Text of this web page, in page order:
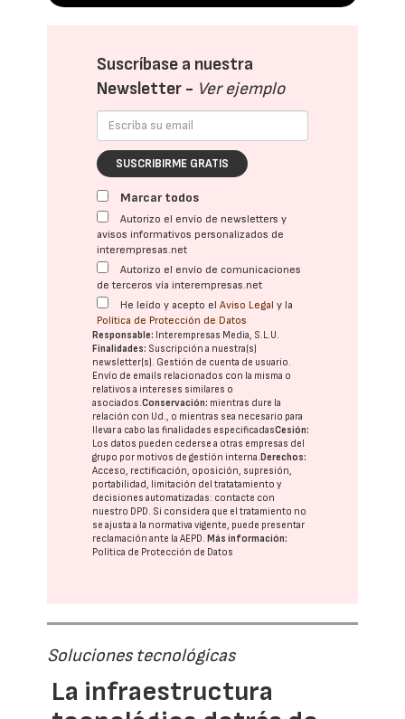
Suscríbase a nuestra
Newsletter - Ver ejemplo
SUSCRIBIRME GRATIS
Marcar todos
Autorizo el envío de newsletters y
avisos informativos personalizados de
interempresas.net
Autorizo el envío de comunicaciones
de terceros vía interempresas.net
He leído y acepto elAviso Legal y la
Política de Protección de Datos
Responsable: Interempresas Media, S.L.U.
Finalidades: Suscripción a nuestra(s)
newsletter(s). Gestión de cuenta de usuario.
Envío de emails relacionados con la misma o
relativos a intereses similares o
asociados.Conservación: mientras dure la
relación con Ud., o mientras sea necesario para
llevar a cabo las finalidades especificadasCesión:
Los datos pueden cederse a otras empresas del
grupo por motivos de gestión interna.Derechos:
Acceso, rectificación, oposición, supresión,
portabilidad, limitación del tratatamiento y
decisiones automatizadas: contacte con
nuestro DPD. Si considera que el tratamiento no
se ajusta a la normativa vigente, puede presentar
reclamación ante laAEPD.Más información:
Política de Protección de Datos
Soluciones tecnológicas
La infraestructura